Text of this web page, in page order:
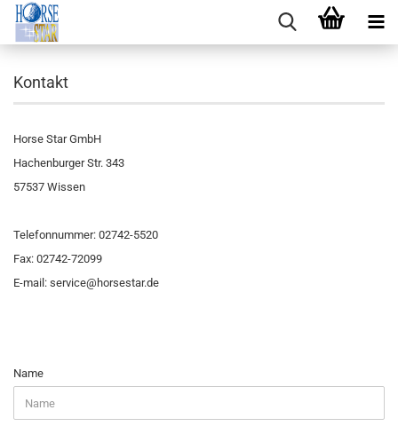
Kontakt
Horse Star GmbH
Hachenburger Str. 343
57537 Wissen
Telefonnummer: 02742-5520
Fax: 02742-72099
E-mail: service@horsestar.de
KONTAKT
Name